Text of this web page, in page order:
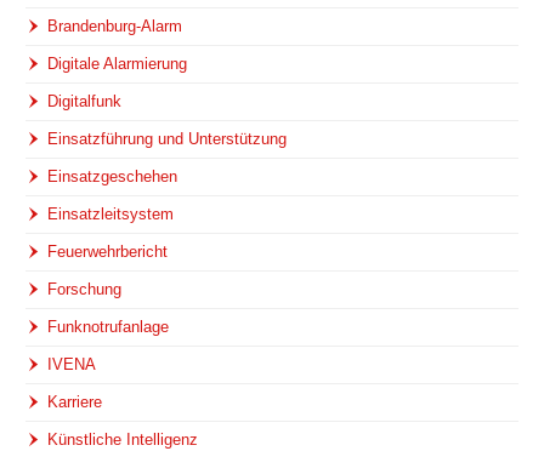
Brandenburg-Alarm
Digitale Alarmierung
Digitalfunk
Einsatzführung und Unterstützung
Einsatzgeschehen
Einsatzleitsystem
Feuerwehrbericht
Forschung
Funknotrufanlage
IVENA
Karriere
Künstliche Intelligenz